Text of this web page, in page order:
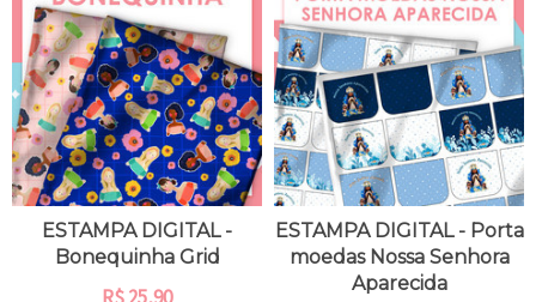
ESTAMPA DIGITAL -
Bonequinha Grid
ESTAMPA DIGITAL - Porta
moedas Nossa Senhora
Aparecida